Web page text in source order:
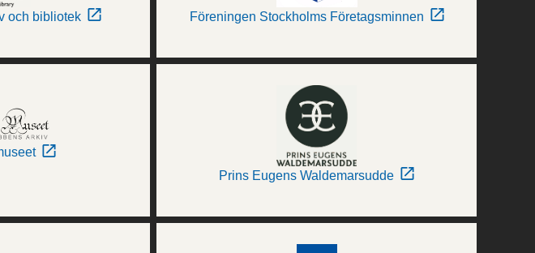
och bibliotek Föreningen Stockholms Företagsminnen
Prins Eugens Waldemarsudde